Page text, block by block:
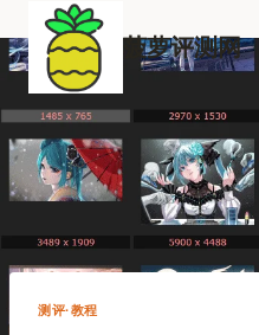
到
内
菠萝评测网
测评·教程